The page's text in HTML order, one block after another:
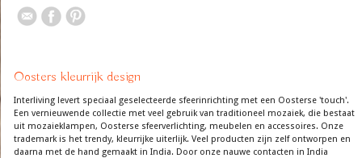
Oosters kleurrijk design
Interliving levert speciaal geselecteerde sfeerinrichting met een Oosterse 'touch'.
Een vernieuwende collectie met veel gebruik van traditioneel mozaiek, die bestaat
uit mozaieklampen, Oosterse sfeerverlichting, meubelen en accessoires. Onze
trademark is het trendy, kleurrijke uiterlijk. Veel producten zijn zelf ontworpen en
daarna met de hand gemaakt in India. Door onze nauwe contacten in India